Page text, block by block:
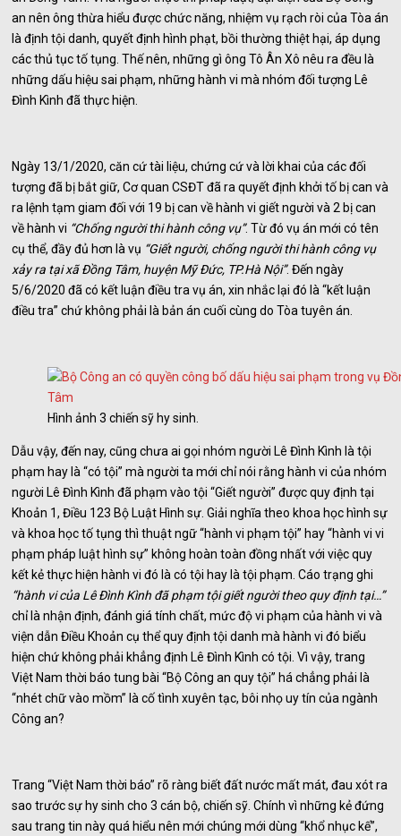
an nên ông thừa hiểu được chức năng, nhiệm vụ rạch ròi của Tòa án
là định tội danh, quyết định hình phạt, bồi thường thiệt hại, áp dụng
các thủ tục tố tụng. Thế nên, những gì ông Tô Ân Xô nêu ra đều là
những dấu hiệu sai phạm, những hành vi mà nhóm đối tượng Lê
Đình Kình đã thực hiện.
Ngày 13/1/2020, căn cứ tài liệu, chứng cứ và lời khai của các đối
tượng đã bị bắt giữ, Cơ quan CSĐT đã ra quyết định khởi tố bị can và
ra lệnh tạm giam đối với 19 bị can về hành vi giết người và 2 bị can
về hành vi “Chống người thi hành công vụ”. Từ đó vụ án mới có tên
cụ thể, đầy đủ hơn là vụ “Giết người, chống người thi hành công vụ
xảy ra tại xã Đồng Tâm, huyện Mỹ Đức, TP.Hà Nội”. Đến ngày
5/6/2020 đã có kết luận điều tra vụ án, xin nhắc lại đó là “kết luận
điều tra” chứ không phải là bản án cuối cùng do Tòa tuyên án.
Hình ảnh 3 chiến sỹ hy sinh.
Dẫu vậy, đến nay, cũng chưa ai gọi nhóm người Lê Đình Kình là tội
phạm hay là “có tội” mà người ta mới chỉ nói rằng hành vi của nhóm
người Lê Đình Kình đã phạm vào tội “Giết người” được quy định tại
Khoản 1, Điều 123 Bộ Luật Hình sự. Giải nghĩa theo khoa học hình sự
và khoa học tố tụng thì thuật ngữ “hành vi phạm tội” hay “hành vi vi
phạm pháp luật hình sự” không hoàn toàn đồng nhất với việc quy
kết kẻ thực hiện hành vi đó là có tội hay là tội phạm. Cáo trạng ghi
“hành vi của Lê Đình Kình đã phạm tội giết người theo quy định tại…”
chỉ là nhận định, đánh giá tính chất, mức độ vi phạm của hành vi và
viện dẫn Điều Khoản cụ thể quy định tội danh mà hành vi đó biểu
hiện chứ không phải khẳng định Lê Đình Kình có tội. Vì vậy, trang
Việt Nam thời báo tung bài “Bộ Công an quy tội” há chẳng phải là
“nhét chữ vào mồm” là cố tình xuyên tạc, bôi nhọ uy tín của ngành
Công an?
Trang “Việt Nam thời báo” rõ ràng biết đất nước mất mát, đau xót ra
sao trước sự hy sinh cho 3 cán bộ, chiến sỹ. Chính vì những kẻ đứng
sau trang tin này quá hiểu nên mới chúng mới dùng “khổ nhục kế”,